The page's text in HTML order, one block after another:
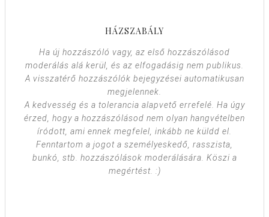
HÁZSZABÁLY
Ha új hozzászóló vagy, az első hozzászólásod
moderálás alá kerül, és az elfogadásig nem publikus.
A visszatérő hozzászólók bejegyzései automatikusan
megjelennek.
A kedvesség és a tolerancia alapvető errefelé. Ha úgy
érzed, hogy a hozzászólásod nem olyan hangvételben
íródott, ami ennek megfelel, inkább ne küldd el.
Fenntartom a jogot a személyeskedő, rasszista,
bunkó, stb. hozzászólások moderálására. Köszi a
megértést. :)